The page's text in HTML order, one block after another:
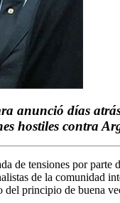
anunció días
hostiles contra
de tensiones por
de la comunidad
del principio de buena